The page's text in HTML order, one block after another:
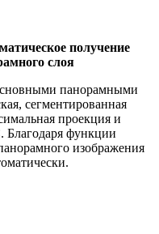
получение
слоя
панорамными
сегментированная
проекция и
Благодаря функции
изображения